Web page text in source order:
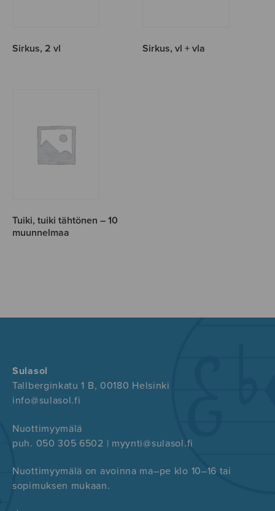
Sirkus, 2 vl Sirkus, vl + vla
Tuiki, tuiki tähtönen – 10
muunnelmaa
Sulasol
Tallberginkatu 1 B, 00180 Helsinki
info@sulasol.fi
Nuottimyymälä
puh. 050 305 6502 | myynti@sulasol.fi
Nuottimyymälä on avoinna ma–pe klo 10–16 tai
sopimuksen mukaan.